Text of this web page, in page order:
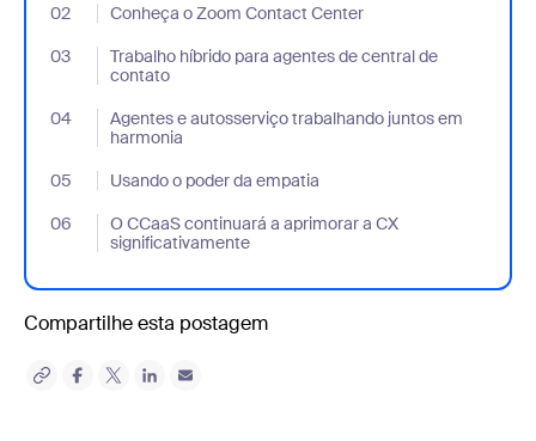
02
Conheça o Zoom Contact Center
- Jumplink to Conheça o Zoom Contact Center
03
Trabalho híbrido para agentes de central de
contato
- Jumplink to Trabalho híbrido para agentes de central de
04
Agentes e autosserviço trabalhando juntos em
harmonia
- Jumplink to Agentes e autosserviço trabalhando juntos em
05 Usando o poder da empatia
- Jumplink to Usando o poder da empatia
06
O CCaaS continuará a aprimorar a CX
significativamente
- Jumplink to O CCaaS continuará a aprimorar a CX
Compartilhe esta postagem